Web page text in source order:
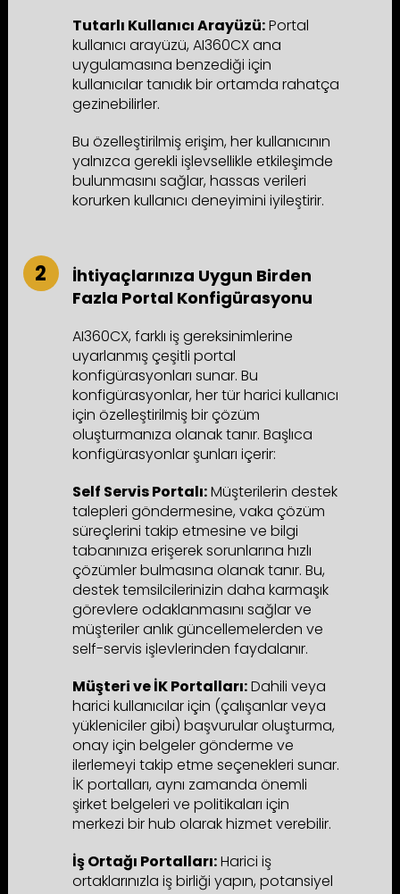
Tutarlı Kullanıcı Arayüzü:Portal
kullanıcı arayüzü, AI360CX ana
uygulamasına benzediği için
kullanıcılar tanıdık bir ortamda rahatça
gezinebilirler.
Bu özelleştirilmiş erişim, her kullanıcının
yalnızca gerekli işlevsellikle etkileşimde
bulunmasını sağlar, hassas verileri
korurken kullanıcı deneyimini iyileştirir.
İhtiyaçlarınıza Uygun Birden
Fazla Portal Konfigürasyonu
AI360CX, farklı iş gereksinimlerine
uyarlanmış çeşitli portal
konfigürasyonları sunar. Bu
konfigürasyonlar, her tür harici kullanıcı
için özelleştirilmiş bir çözüm
oluşturmanıza olanak tanır. Başlıca
konfigürasyonlar şunları içerir:
Self Servis Portalı:Müşterilerin destek
talepleri göndermesine, vaka çözüm
süreçlerini takip etmesine ve bilgi
tabanınıza erişerek sorunlarına hızlı
çözümler bulmasına olanak tanır. Bu,
destek temsilcilerinizin daha karmaşık
görevlere odaklanmasını sağlar ve
müşteriler anlık güncellemelerden ve
self-servis işlevlerinden faydalanır.
Müşteri ve İK Portalları:Dahili veya
harici kullanıcılar için (çalışanlar veya
yükleniciler gibi) başvurular oluşturma,
onay için belgeler gönderme ve
ilerlemeyi takip etme seçenekleri sunar.
İK portalları, aynı zamanda önemli
şirket belgeleri ve politikaları için
merkezi bir hub olarak hizmet verebilir.
İş Ortağı Portalları:Harici iş
ortaklarınızla iş birliği yapın, potansiyel